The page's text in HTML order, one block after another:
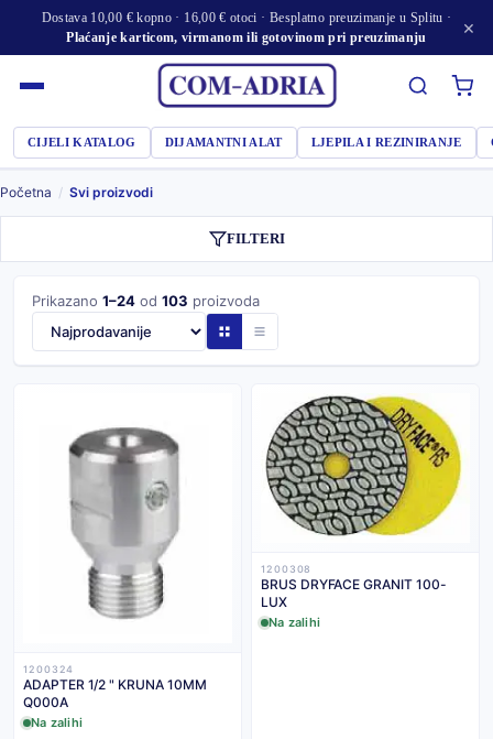
Dostava 10,00 € kopno · 16,00 € otoci · Besplatno preuzimanje u Splitu ·
Plaćanje karticom, virmanom ili gotovinom pri preuzimanju
×
CIJELI KATALOG DIJAMANTNI ALAT LJEPILA I REZINIRANJE
Početna / Svi proizvodi
FILTERI
Prikazano 1–24 od 103 proizvoda
1200324
ADAPTER 1/2 " KRUNA 10MM
Q000A
Na zalihi
1200308
BRUS DRYFACE GRANIT 100-
LUX
Na zalihi